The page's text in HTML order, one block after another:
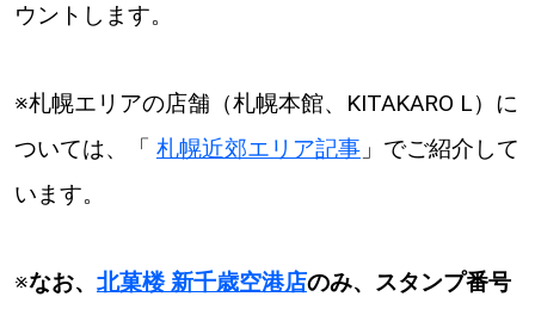
ウントします。
※札幌エリアの店舗（札幌本館、KITAKARO L）に
ついては、「 札幌近郊エリア記事」でご紹介して
います。
※なお、 北菓楼 新千歳空港店のみ、スタンプ番号